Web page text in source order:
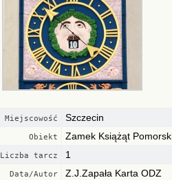
Miejscowość Szczecin
Obiekt Zamek Książąt
Liczba tarcz 1
Data/Autor Z.J.Zapała Karta ODZ